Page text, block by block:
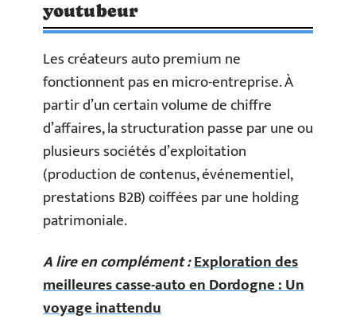
youtubeur
Les créateurs auto premium ne
fonctionnent pas en micro-entreprise. À
partir d’un certain volume de chiffre
d’affaires, la structuration passe par une ou
plusieurs sociétés d’exploitation
(production de contenus, événementiel,
prestations B2B) coiffées par une holding
patrimoniale.
A lire en complément :Exploration des
meilleures casse-auto en Dordogne : Un
voyage inattendu